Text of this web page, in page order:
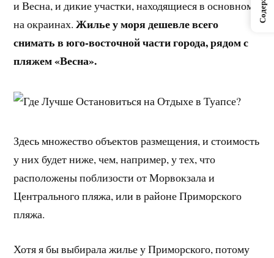
и Весна, и дикие участки, находящиеся в основном
на окраинах.Жилье у моря дешевле всего
снимать в юго-восточной части города, рядом с
пляжем «Весна».
Здесь множество объектов размещения, и стоимость
у них будет ниже, чем, например, у тех, что
расположены поблизости от Морвокзала и
Центрального пляжа, или в районе Приморского
пляжа.
Хотя я бы выбирала жилье у Приморского, потому